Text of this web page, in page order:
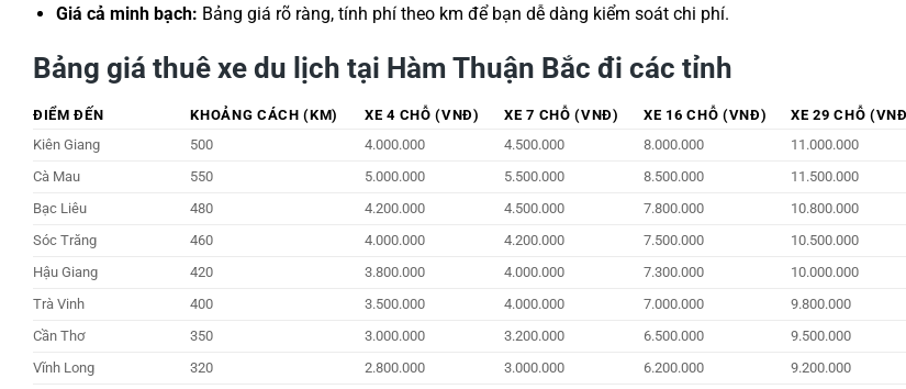
Giá cả minh bạch: Bảng giá rõ ràng, tính phí theo km để bạn dễ dàng kiểm soát chi phí.
Bảng giá thuê xe du lịch tại Hàm Thuận Bắc đi các tỉnh
ĐIỂM ĐẾN KHOẢNG CÁCH (KM) XE 4 CHỖ (VNĐ) XE 7 CHỖ (VNĐ) XE 16 CHỖ (VNĐ) XE 29 CHỖ
Kiên Giang
500 4.000.000 4.500.000 8.000.000 11.000.000
Cà Mau
550 5.000.000 5.500.000 8.500.000 11.500.000
Bạc Liêu
480 4.200.000 4.500.000 7.800.000 10.800.000
Sóc Trăng
460 4.000.000 4.200.000 7.500.000 10.500.000
Hậu Giang
420 3.800.000 4.000.000 7.300.000 10.000.000
Trà Vinh
400 3.500.000 4.000.000 7.000.000 9.800.000
Cần Thơ
350 3.000.000 3.200.000 6.500.000 9.500.000
Vĩnh Long
320 2.800.000 3.000.000 6.200.000 9.200.000